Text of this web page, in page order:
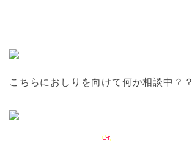
こちらにおしりを向けて何か相談中？？